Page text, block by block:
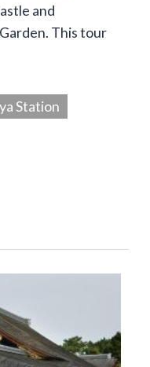
and
This tour
Station